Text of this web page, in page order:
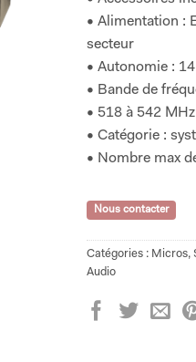
• Alimentation :
secteur
• Autonomie :
• Bande de
• 518 à 542 MHz
• Catégorie :
• Nombre max
Nous contacter
Catégories : Micros,
Audio